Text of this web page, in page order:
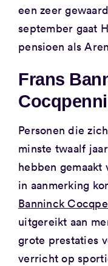
een zeer
september gaat
pensioen als
Frans
Personen die
minste twaalf
hebben gemaakt
in aanmerking
Banninck
uitgereikt aan
grote prestaties
verricht op